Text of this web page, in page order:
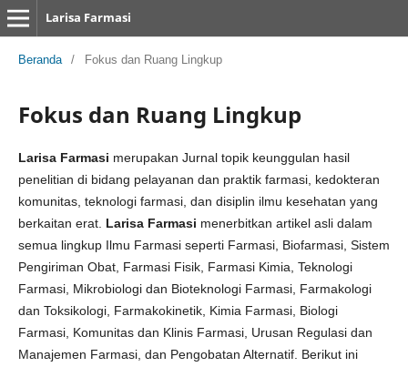
Larisa Farmasi
Beranda / Fokus dan Ruang Lingkup
Fokus dan Ruang Lingkup
Larisa Farmasi merupakan Jurnal topik keunggulan hasil
penelitian di bidang pelayanan dan praktik farmasi, kedokteran
komunitas, teknologi farmasi, dan disiplin ilmu kesehatan yang
berkaitan erat. Larisa Farmasi menerbitkan artikel asli dalam
semua lingkup Ilmu Farmasi seperti Farmasi, Biofarmasi, Sistem
Pengiriman Obat, Farmasi Fisik, Farmasi Kimia, Teknologi
Farmasi, Mikrobiologi dan Bioteknologi Farmasi, Farmakologi
dan Toksikologi, Farmakokinetik, Kimia Farmasi, Biologi
Farmasi, Komunitas dan Klinis Farmasi, Urusan Regulasi dan
Manajemen Farmasi, dan Pengobatan Alternatif. Berikut ini